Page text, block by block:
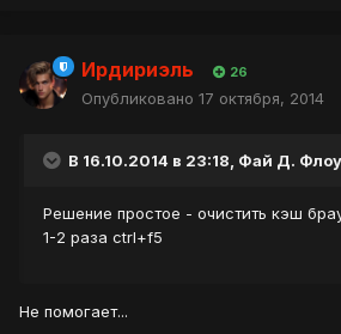
Ирдириэль 26
Опубликовано 17 октября, 2014
В 16.10.2014 в 23:18, Фай Д.
Решение простое - очистить кэш
1-2 раза ctrl+f5
Не помогает...